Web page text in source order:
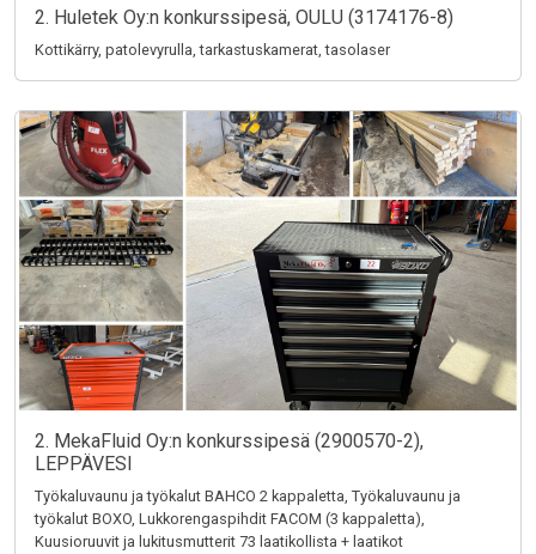
2. Huletek Oy:n konkurssipesä, OULU (3174176-8)
Kottikärry, patolevyrulla, tarkastuskamerat, tasolaser
2. MekaFluid Oy:n konkurssipesä (2900570-2),
LEPPÄVESI
Työkaluvaunu ja työkalut BAHCO 2 kappaletta, Työkaluvaunu ja
työkalut BOXO, Lukkorengaspihdit FACOM (3 kappaletta),
Kuusioruuvit ja lukitusmutterit 73 laatikollista + laatikot